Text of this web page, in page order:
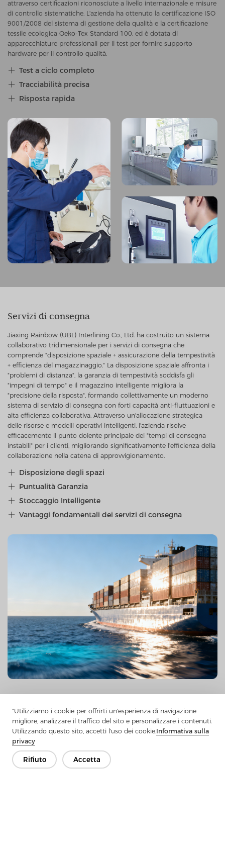
"Utilizziamo i cookie per offrirti un'esperienza di navigazione
migliore, analizzare il traffico del sito e personalizzare i contenuti.
Utilizzando questo sito, accetti l'uso dei cookie.Informativa sulla
privacy
Rifiuto Accetta
attraverso certificazioni riconosciute a livello internazionale e misure
di controllo sistematiche. L'azienda ha ottenuto la certificazione ISO
9001/2008 del sistema di gestione della qualità e la certificazione
tessile ecologica Oeko-Tex Standard 100, ed è dotata di
apparecchiature professionali per il test per fornire supporto
hardware per il controllo qualità.
 Test a ciclo completo
 Tracciabilità precisa
 Risposta rapida
Servizi di consegna
Jiaxing Rainbow (UBL) Interlining Co., Ltd. ha costruito un sistema
collaborativo tridimensionale per i servizi di consegna che
comprende "disposizione spaziale + assicurazione della tempestività
+ efficienza del magazzinaggio." La disposizione spaziale affronta i
"problemi di distanza", la garanzia di tempestività soddisfa gli
"impegni di tempo" e il magazzino intelligente migliora la
"precisione della risposta", formando collettivamente un moderno
sistema di servizio di consegna con forti capacità anti-fluttuazioni e
alta efficienza collaborativa. Attraverso un'allocazione strategica
delle risorse e modelli operativi intelligenti, l'azienda risolve
efficacemente il punto dolente principale dei "tempi di consegna
instabili" per i clienti, migliorando significativamente l'efficienza della
collaborazione nella catena di approvvigionamento.
 Disposizione degli spazi
 Puntualità Garanzia
 Stoccaggio Intelligente
 Vantaggi fondamentali dei servizi di consegna
Contattaci
Hai domande? Abbiamo delle risposte!
Parliamo